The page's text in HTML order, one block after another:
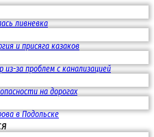
ливневка
и присяга казаков
за проблем с канализацией
на дорогах
в Подольске